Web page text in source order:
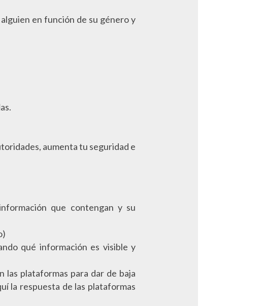
en función de su género y
aumenta tu seguridad e
que contengan y su
qué información es visible y
las plataformas para dar de baja
la respuesta de las plataformas